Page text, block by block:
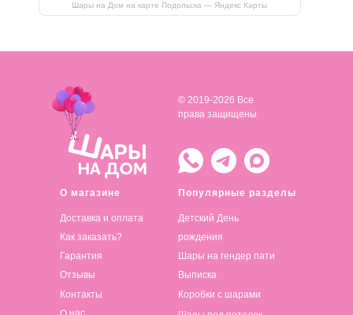
Шары на Дом на карте Подольска — Яндекс Карты
О магазине
Доставка и оплата
Популярные разделы
Детский День
рождения
© 2019-2026 Все
права защищены
Как заказать?
Гарантия
Отзывы
Контакты
Шары на гендер пати
Выписка
Коробки с шарами